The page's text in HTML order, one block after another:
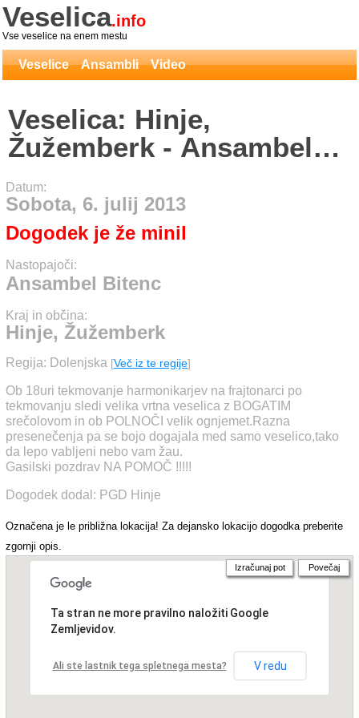
Veselica.info
Vse veselice na enem mestu
Veselice Ansambli Video
Veselica: Hinje,
Žužemberk - Ansambel
Bitenc
Datum:
Sobota, 6. julij 2013
Dogodek je že minil
Nastopajoči:
Ansambel Bitenc
Kraj in občina:
Hinje, Žužemberk
Regija: Dolenjska [Več iz te regije]
Ob 18uri tekmovanje harmonikarjev na frajtonarci po
tekmovanju sledi velika vrtna veselica z BOGATIM
srečolovom in ob POLNOČI velik ognjemet.Razna
presenečenja pa se bojo dogajala med samo veselico,tako
da lepo vabljeni nebo vam žau.
Gasilski pozdrav NA POMOČ !!!!!
Dogodek dodal: PGD Hinje
Označena je le približna lokacija! Za dejansko lokacijo dogodka preberite
zgornji opis.
Ta stran ne more pravilno naložiti Google
Zemljevidov.
Ali ste lastnik tega spletnega mesta? V redu
Izračunaj pot Povečaj